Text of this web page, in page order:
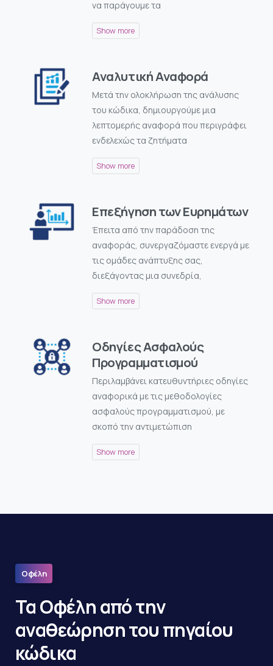
να παράγουμε τα
Αναλυτική Αναφορά
Μετά την ολοκλήρωση της ανάλυσης
του κώδικα, δημιουργούμε μια
λεπτομερής αναφορά που περιγράφει
ενδελεχώς τα ζητήματα
Επεξήγηση των Ευρημάτων
Έπειτα από την παράδοση της
αναφοράς, συνεργαζόμαστε ενεργά με
τις ομάδες ανάπτυξης σας,
διεξάγοντας μια συνεδρία,
Οδηγίες Ασφαλούς
Προγραμματισμού
Περιλαμβάνει κατευθυντήριες οδηγίες
αναφορικά με τις μεθοδολογίες
ασφαλούς προγραμματισμού, με
σκοπό την αντιμετώπιση
Οφέλη
Τα Οφέλη από την
αναθεώρηση του πηγαίου
κώδικα